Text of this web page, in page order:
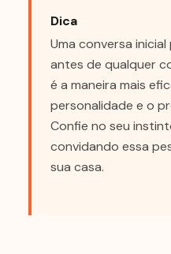
Dica
Uma conversa
antes de qualquer
é a maneira mais
personalidade e o
Confie no seu
convidando essa
sua casa.